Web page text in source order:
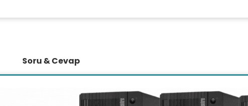
Soru & Cevap